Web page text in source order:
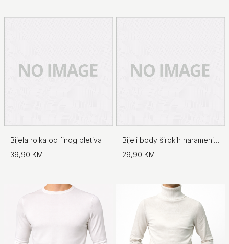
Bijela rolka od finog pletiva
39,90 KM
Bijeli body širokih naramenica - No.97
29,90 KM